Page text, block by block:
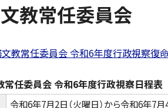
教常任委員会
教常任委員会 令和6年度行政視察復命
常任委員会 令和6年度行政視察日程表
令和6年7月2日（火曜日）から令和6年7月4